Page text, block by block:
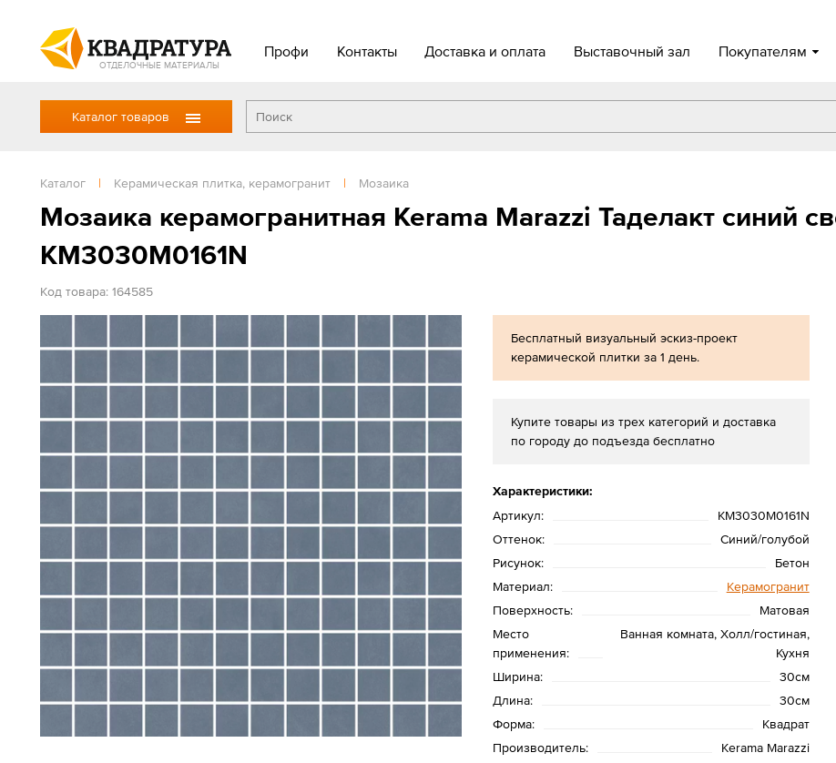
ОТДЕЛОЧНЫЕ МАТЕРИАЛЫ
Профи Контакты Доставка и оплата Выставочный зал Покупателям
Каталог товаров
Каталог | Керамическая плитка, керамогранит | Мозаика
Мозаика керамогранитная Kerama Marazzi Таделакт синий
KM3030M0161N
Код товара: 164585
Бесплатный визуальный эскиз-проект
керамической плитки за 1 день.
Купите товары из трех категорий и доставка
по городу до подъезда бесплатно
Характеристики:
Артикул:
KM3030M0161N
Оттенок:
Синий/голубой
Рисунок:
Бетон
Материал:
Керамогранит
Поверхность:
Матовая
Место
применения:
Ванная комната, Холл/гостиная,
Кухня
Ширина:
30см
Длина:
30см
Форма:
Квадрат
Производитель:
Kerama Marazzi